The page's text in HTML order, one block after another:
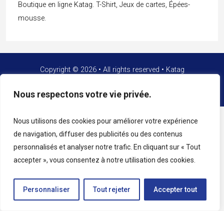
Nous respectons votre vie privée.
Nous utilisons des cookies pour améliorer votre expérience
de navigation, diffuser des publicités ou des contenus
personnalisés et analyser notre trafic. En cliquant sur « Tout
accepter », vous consentez à notre utilisation des cookies.
Personnaliser Tout rejeter Accepter tout
Boutique en ligne Katag. T-Shirt, Jeux de cartes, Épées-
mousse.
Copyright © 2026 • All rights reserved • Katag